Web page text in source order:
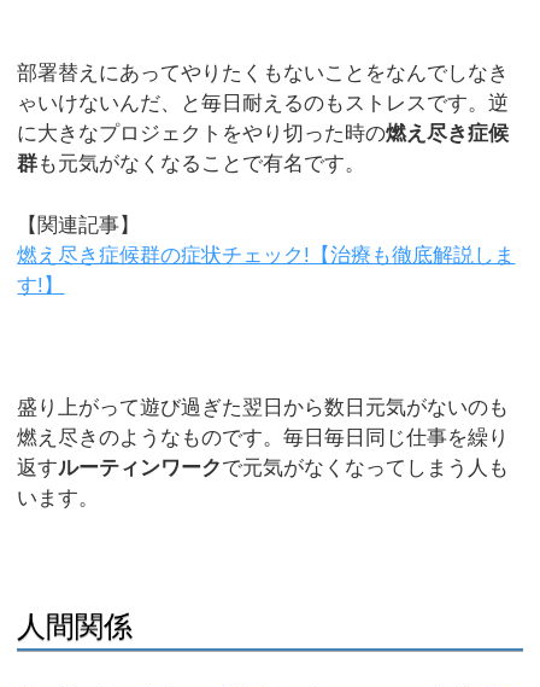
部署替えにあってやりたくもないことをなんでしなき
ゃいけないんだ、と毎日耐えるのもストレスです。逆
に大きなプロジェクトをやり切った時の燃え尽き症候
群も元気がなくなることで有名です。
【関連記事】
燃え尽き症候群の症状チェック!【治療も徹底解説しま
す!】
盛り上がって遊び過ぎた翌日から数日元気がないのも
燃え尽きのようなものです。毎日毎日同じ仕事を繰り
返すルーティンワークで元気がなくなってしまう人も
います。
人間関係